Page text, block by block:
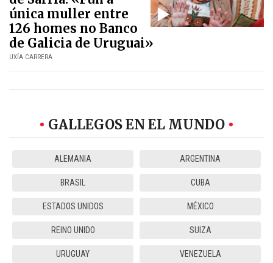
única muller entre
126 homes no Banco
de Galicia de Uruguai»
UXÍA CARRERA
GALLEGOS EN EL MUNDO
ALEMANIA ARGENTINA
BRASIL CUBA
ESTADOS UNIDOS MÉXICO
REINO UNIDO SUIZA
URUGUAY VENEZUELA